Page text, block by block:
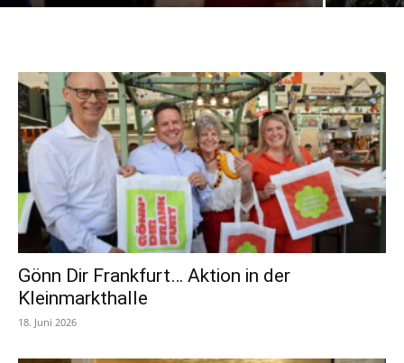
Gönn Dir Frankfurt… Aktion in der
Kleinmarkthalle
18. Juni 2026